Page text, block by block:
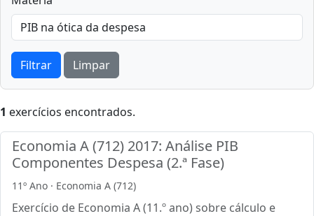
Filtrar Limpar
1 exercícios encontrados.
Economia A (712) 2017: Análise PIB
Componentes Despesa (2.ª Fase)
11º Ano · Economia A (712)
Exercício de Economia A (11.º ano) sobre cálculo e